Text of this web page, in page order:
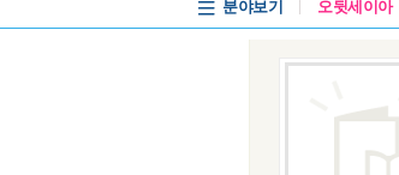
분야보기 오뒷세이아